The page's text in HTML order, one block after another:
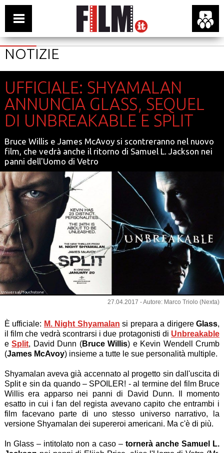
NOTIZIE
UFFICIALE: SHYAMALAN
ANNUNCIA GLASS, SEQUEL
DI UNBREAKABLE E SPLIT
Bruce Willis e James McAvoy si scontreranno nel nuovo
film, che vedrà anche il ritorno di Samuel L. Jackson nei
panni dell'Uomo di Vetro
Universal/Touchstone
27.04.2017 - Autore: Marco Triolo (Nexta)
È ufficiale: M. Night Shyamalan si prepara a dirigereGlass,
il film che vedrà scontrarsi i due protagonisti di Unbreakable
eSplit, David Dunn (Bruce Willis) e Kevin Wendell Crumb
(James McAvoy) insieme a tutte le sue personalità multiple.
Shyamalan aveva già accennato al progetto sin dall'uscita di
Split e sin da quando – SPOILER! - al termine del film Bruce
Willis era apparso nei panni di David Dunn. Il momento
esatto in cui i fan del regista avevano capito che entrambi i
film facevano parte di uno stesso universo narrativo, la
versione Shyamalan dei supereroi americani. Ma c'è di più.
In Glass – intitolato non a caso –tornerà anche Samuel L.